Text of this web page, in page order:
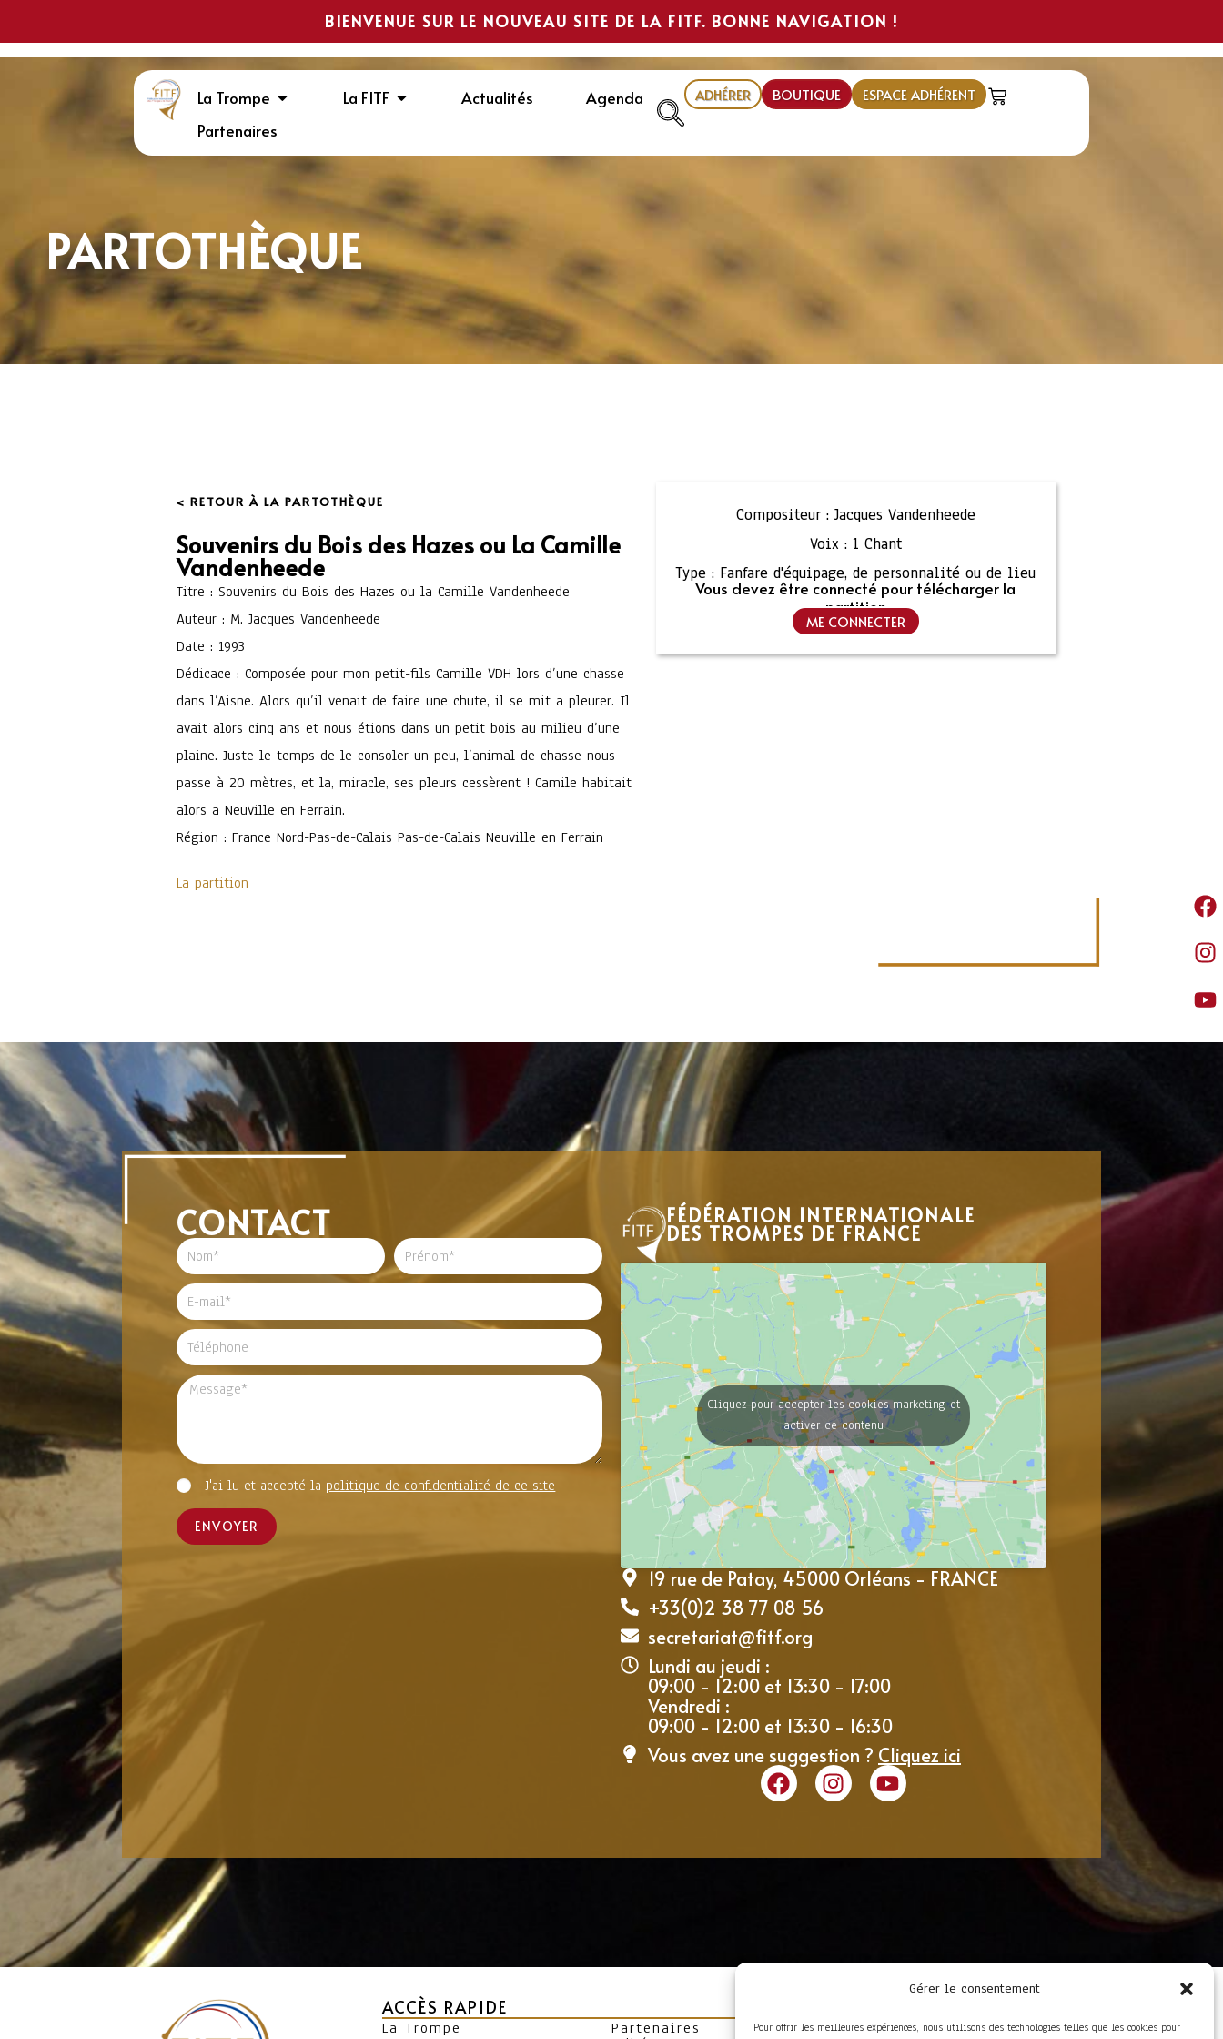
Gérer le consentement
Pour offrir les meilleures expériences, nous utilisons des technologies telles que les cookies pour
BIENVENUE SUR LE NOUVEAU SITE DE LA FITF. BONNE NAVIGATION !
La Trompe La FITF Actualités
Agenda
Partenaires
ADHÉRER BOUTIQUE ESPACE ADHÉRENT
PARTOTHÈQUE
< RETOUR À LA PARTOTHÈQUE
Souvenirs du Bois des Hazes ou La Camille
Vandenheede
Titre : Souvenirs du Bois des Hazes ou la Camille Vandenheede
Auteur : M. Jacques Vandenheede
Date : 1993
Dédicace : Composée pour mon petit-fils Camille VDH lors d’une chasse
dans l’Aisne. Alors qu’il venait de faire une chute, il se mit a pleurer. Il
avait alors cinq ans et nous étions dans un petit bois au milieu d’une
plaine. Juste le temps de le consoler un peu, l’animal de chasse nous
passe à 20 mètres, et la, miracle, ses pleurs cessèrent ! Camile habitait
alors a Neuville en Ferrain.
Région : France Nord-Pas-de-Calais Pas-de-Calais Neuville en Ferrain
La partition
Compositeur : Jacques Vandenheede
Voix : 1 Chant
Type : Fanfare d'équipage, de personnalité ou de lieu
Vous devez être connecté pour télécharger la
partition
ME CONNECTER
CONTACT
J'ai lu et accepté la politique de confidentialité de ce site
ENVOYER
FÉDÉRATION INTERNATIONALE
DES TROMPES DE FRANCE
Cliquez pour accepter les cookies marketing et
activer ce contenu
19 rue de Patay, 45000 Orléans - FRANCE
+33(0)2 38 77 08 56
secretariat@fitf.org
Lundi au jeudi :
09:00 - 12:00 et 13:30 - 17:00
Vendredi :
09:00 - 12:00 et 13:30 - 16:30
Vous avez une suggestion ? Cliquez ici
ACCÈS RAPIDE
La Trompe Partenaires Foire aux questions